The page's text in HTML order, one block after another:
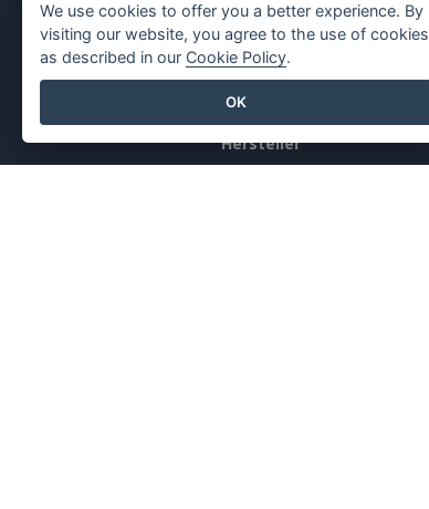
PDF-
Werkzeugsammlung
Daumenkino-
Hersteller
We use cookies to offer you a better experience. By
visiting our website, you agree to the use of cookies
as described in our Cookie Policy.
OK